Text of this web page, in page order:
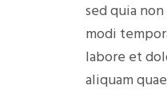
sed quia
modi
labore et
aliquam